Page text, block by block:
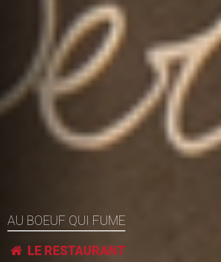
AU BOEUF QUI FUME
LE RESTAURANT